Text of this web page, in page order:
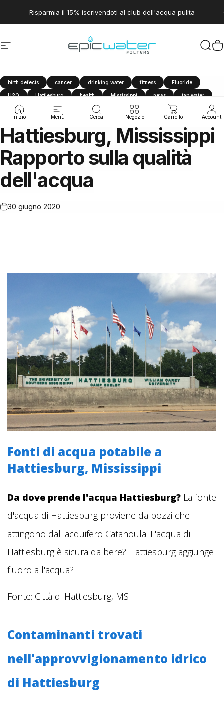
Risparmia il 15% iscrivendoti al club dell'acqua pulita
Navigazione del sitoEpic Water Filters USA
Inizio Menù Cerca Negozio Carrello Account
birth defects cancer drinking water fitness Fluoride
H2O Hattiesburg health Mississippi news tap water
travel water filter Water Quality Report
Hattiesburg, Mississippi
Rapportosulla qualità
dell'acqua
30 giugno 2020
Fonti di acqua potabile a
Hattiesburg, Mississippi
Da dove prende l'acqua Hattiesburg? La fonte
d'acqua di Hattiesburg proviene da pozzi che
attingono dall'acquifero Catahoula. L'acqua di
Hattiesburg è sicura da bere? Hattiesburg aggiunge
fluoro all'acqua?
Fonte: Città di Hattiesburg, MS
Contaminanti trovati
nell'approvvigionamento idrico
di Hattiesburg